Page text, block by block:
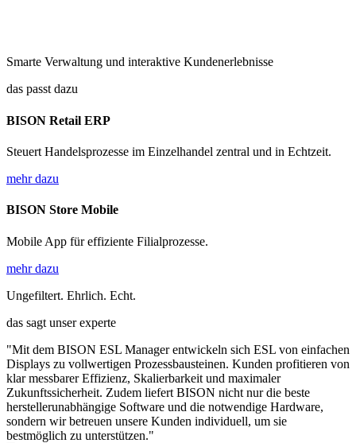
Smarte Verwaltung und interaktive Kundenerlebnisse
das passt dazu
BISON Retail ERP
Steuert Handelsprozesse im Einzelhandel zentral und in Echtzeit.
mehr dazu
BISON Store Mobile
Mobile App für effiziente Filialprozesse.
mehr dazu
Ungefiltert. Ehrlich. Echt.
das sagt unser experte
"Mit dem BISON ESL Manager entwickeln sich ESL von einfachen
Displays zu vollwertigen Prozessbausteinen. Kunden profitieren von
klar messbarer Effizienz, Skalierbarkeit und maximaler
Zukunftssicherheit. Zudem liefert BISON nicht nur die beste
herstellerunabhängige Software und die notwendige Hardware,
sondern wir betreuen unsere Kunden individuell, um sie
bestmöglich zu unterstützen."